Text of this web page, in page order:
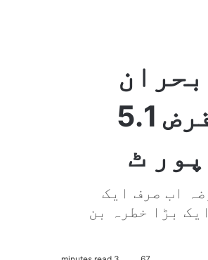
سنگین، بجلی و گیس شعبے کا قرض 5.1
ٹ
اب صرف ایک
بڑا خطرہ بن